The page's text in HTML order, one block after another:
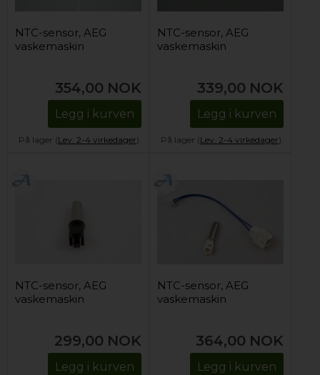
NTC-sensor, AEG
vaskemaskin
354,00 NOK
Legg i kurven
På lager (Lev. 2-4 virkedager).
NTC-sensor, AEG
vaskemaskin
339,00 NOK
Legg i kurven
På lager (Lev. 2-4 virkedager).
NTC-sensor, AEG
vaskemaskin
299,00 NOK
Legg i kurven
NTC-sensor, AEG
vaskemaskin
364,00 NOK
Legg i kurven